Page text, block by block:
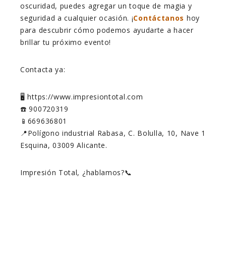
oscuridad, puedes agregar un toque de magia y
seguridad a cualquier ocasión. ¡Contáctanos hoy
para descubrir cómo podemos ayudarte a hacer
brillar tu próximo evento!
Contacta ya:
🖥️ https://www.impresiontotal.com
☎️ 900720319
📱669636801
📍Polígono industrial Rabasa, C. Bolulla, 10, Nave 1
Esquina, 03009 Alicante.
Impresión Total, ¿hablamos?📞